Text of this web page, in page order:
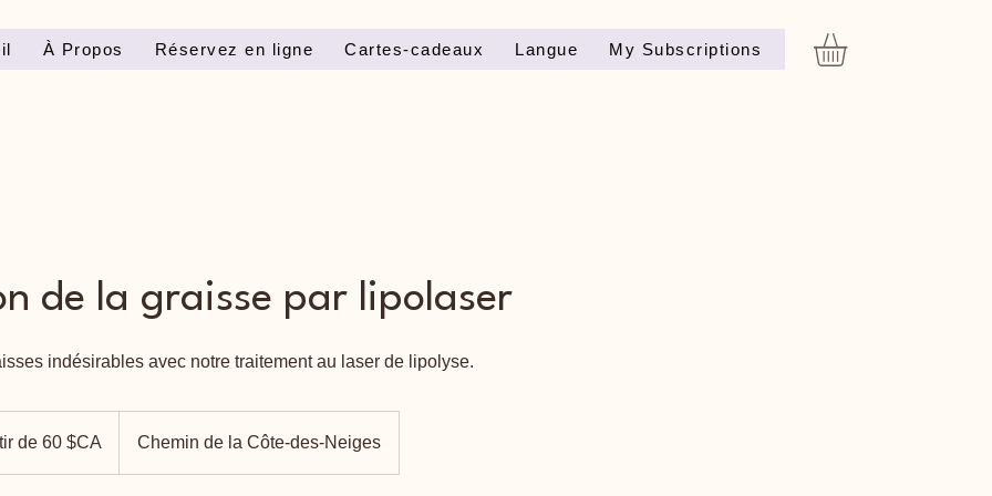
À Propos Réservez en ligne Cartes-cadeaux Langue My Subscriptions
de la graisse par lipolaser
indésirables avec notre traitement au laser de lipolyse.
de 60 $CA Chemin de la Côte-des-Neiges